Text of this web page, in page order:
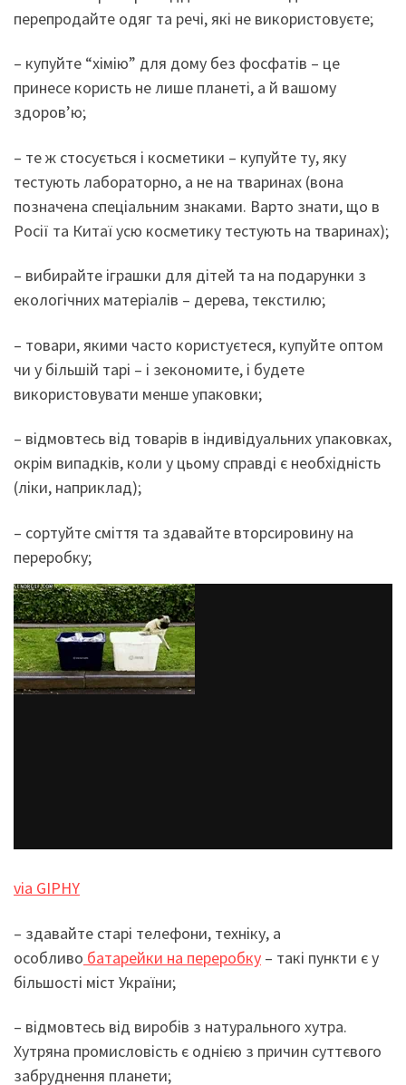
перепродайте одяг та речі, які не використовуєте;
– купуйте “хімію” для дому без фосфатів – це
принесе користь не лише планеті, а й вашому
здоров’ю;
– те ж стосується і косметики – купуйте ту, яку
тестують лабораторно, а не на тваринах (вона
позначена спеціальним знаками. Варто знати, що в
Росії та Китаї усю косметику тестують на тваринах);
– вибирайте іграшки для дітей та на подарунки з
екологічних матеріалів – дерева, текстилю;
– товари, якими часто користуєтеся, купуйте оптом
чи у більшій тарі – і зекономите, і будете
використовувати менше упаковки;
– відмовтесь від товарів в індивідуальних упаковках,
окрім випадків, коли у цьому справді є необхідність
(ліки, наприклад);
– сортуйте сміття та здавайте вторсировину на
переробку;
via GIPHY
– здавайте старі телефони, техніку, а
особливо батарейки на переробку – такі пункти є у
більшості міст України;
– відмовтесь від виробів з натурального хутра.
Хутряна промисловість є однією з причин суттєвого
забруднення планети;